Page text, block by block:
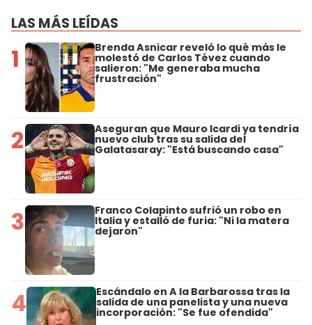
LAS MÁS LEÍDAS
1 Brenda Asnicar reveló lo qué más le
molestó de Carlos Tévez cuando
salieron: "Me generaba mucha
frustración"
2 Aseguran que Mauro Icardi ya tendría
nuevo club tras su salida del
Galatasaray: "Está buscando casa"
3 Franco Colapinto sufrió un robo en
Italia y estalló de furia: "Ni la matera
dejaron"
4 Escándalo en A la Barbarossa tras la
salida de una panelista y una nueva
incorporación: "Se fue ofendida"